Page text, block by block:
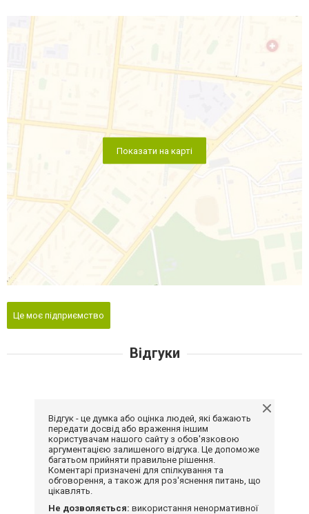
Показати на карті
Це моє підприємство
Відгуки
Відгук - це думка або оцінка людей, які бажають
передати досвід або враження іншим
користувачам нашого сайту з обов'язковою
аргументацією залишеного відгука. Це допоможе
багатьом прийняти правильне рішення.
Коментарі призначені для спілкування та
обговорення, а також для роз'яснення питань, що
цікавлять.
Не дозволяється: використання ненормативної